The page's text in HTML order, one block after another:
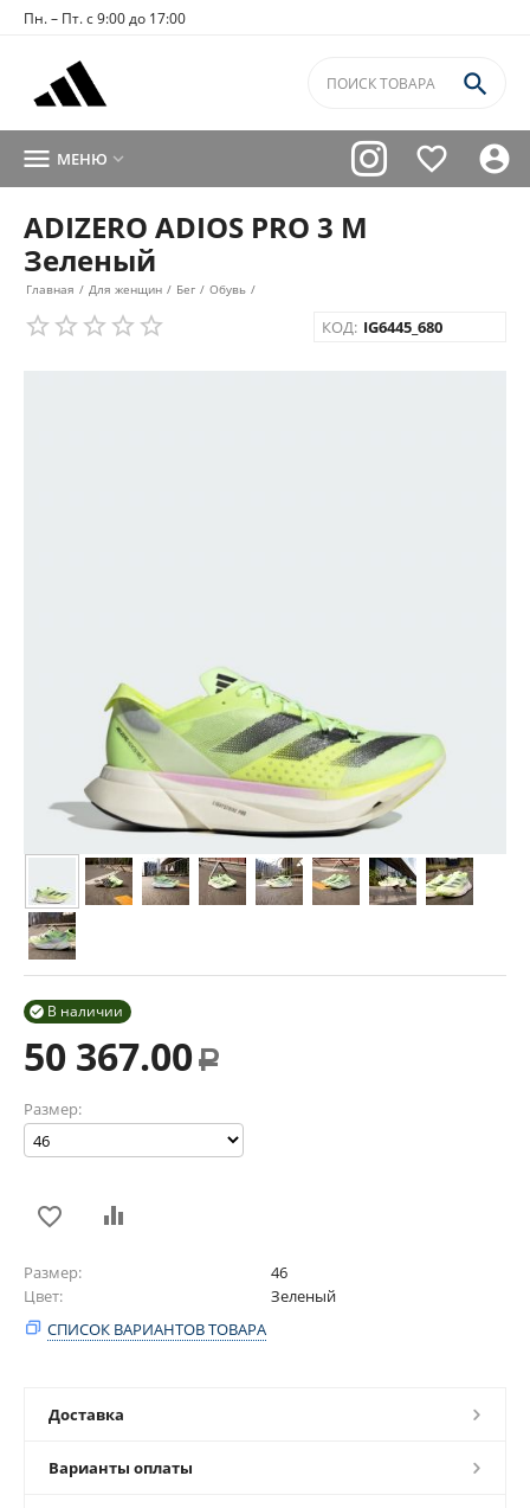
Пн. – Пт. с 9:00 до 17:00



 МЕНЮ 
ADIZERO ADIOS PRO 3 M
Зеленый
Главная / Для женщин / Бег / Обувь /
КОД: IG6445_680
В наличии

50 367.00 Р
Размер:
Размер
46
Цвет
Зеленый
СПИСОК ВАРИАНТОВ ТОВАРА
Доставка
Варианты оплаты